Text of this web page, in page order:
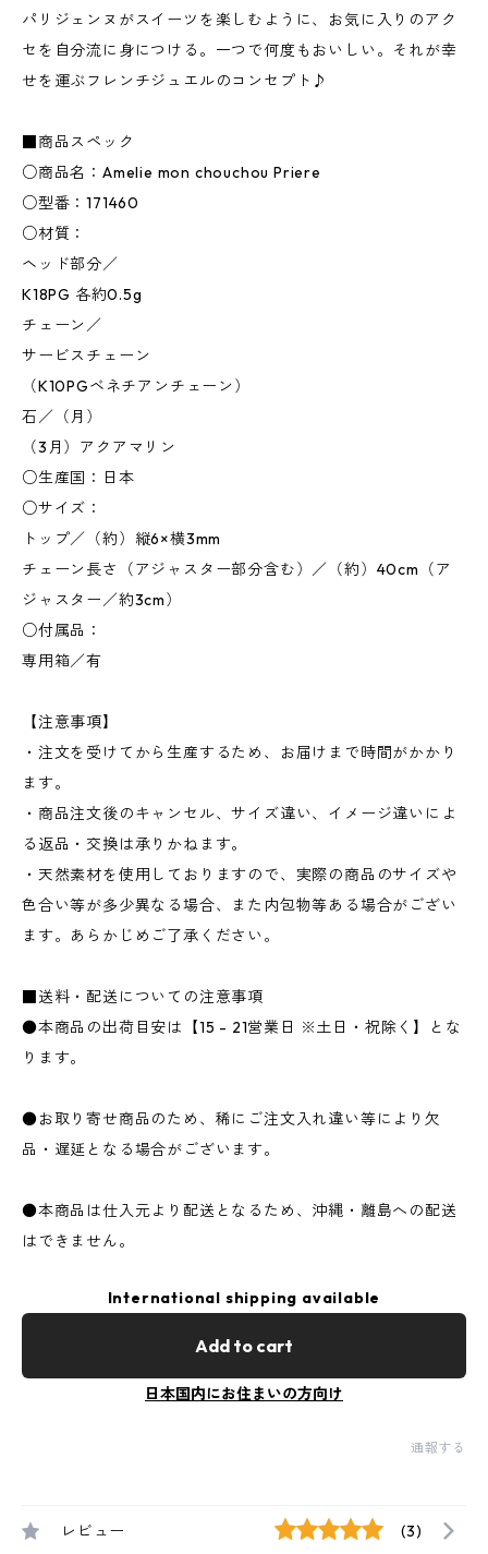
パリジェンヌがスイーツを楽しむように、お気に入りのアク
セを自分流に身につける。一つで何度もおいしい。それが幸
せを運ぶフレンチジュエルのコンセプト♪
■商品スペック
○商品名：Amelie mon chouchou Priere
○型番：171460
○材質：
ヘッド部分／
K18PG 各約0.5g
チェーン／
サービスチェーン
（K10PGベネチアンチェーン）
石／（月）
（3月）アクアマリン
○生産国：日本
○サイズ：
トップ／（約）縦6×横3mm
チェーン長さ（アジャスター部分含む）／（約）40cm（ア
ジャスター／約3cm）
○付属品：
専用箱／有
【注意事項】
・注文を受けてから生産するため、お届けまで時間がかかり
ます。
・商品注文後のキャンセル、サイズ違い、イメージ違いによ
る返品・交換は承りかねます。
・天然素材を使用しておりますので、実際の商品のサイズや
色合い等が多少異なる場合、また内包物等ある場合がござい
ます。あらかじめご了承ください。
■送料・配送についての注意事項
●本商品の出荷目安は【15 - 21営業日 ※土日・祝除く】とな
ります。
●お取り寄せ商品のため、稀にご注文入れ違い等により欠
品・遅延となる場合がございます。
●本商品は仕入元より配送となるため、沖縄・離島への配送
はできません。
International shipping available
Add to cart
日本国内にお住まいの方向け
通報する
レビュー (3)